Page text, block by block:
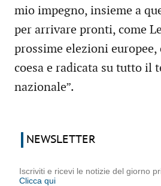
mio impegno, insieme a
per arrivare pronti, come
prossime elezioni europee,
coesa e radicata su tutto il
nazionale”.
NEWSLETTER
Iscriviti e ricevi le notizie del giorno
Clicca qui